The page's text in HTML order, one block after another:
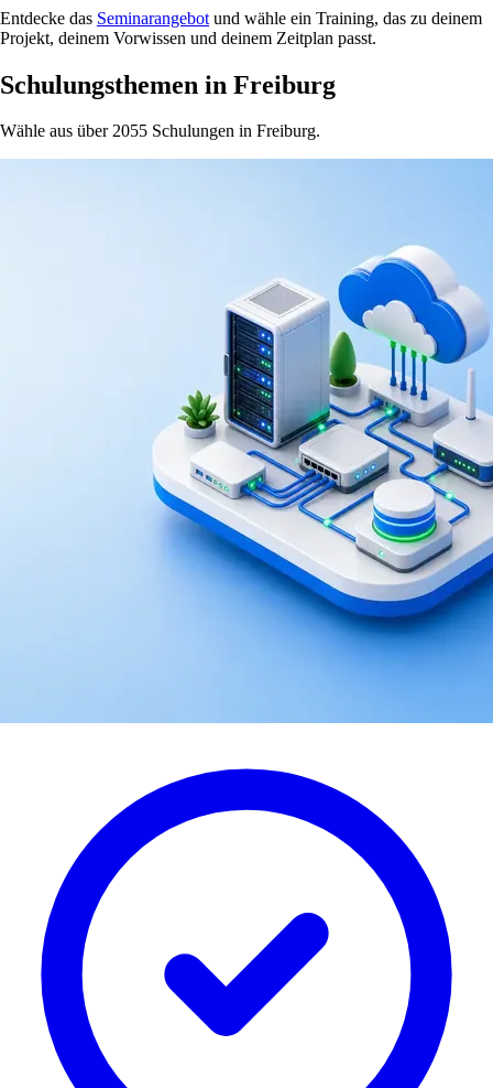
Entdecke das Seminarangebot und wähle ein Training, das zu deinem
Projekt, deinem Vorwissen und deinem Zeitplan passt.
Schulungsthemen in Freiburg
Wähle aus über 2055 Schulungen in Freiburg.